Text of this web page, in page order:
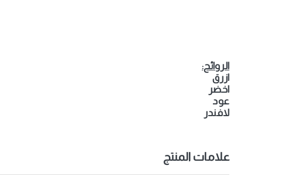
الروائح:
ازرق
اخضر
عود
لافندر
علامات المنتج